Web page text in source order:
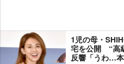
1児の母・
宅を公開 “高
反響「うわ…本